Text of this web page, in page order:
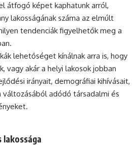
átfogó képet kaphatunk arról,
lakosságának száma az elmúlt
tendenciák figyelhetők meg a
lehetőséget kínálnak arra is, hogy
vagy akár a helyi lakosok jobban
irányait, demográfiai kihívásait,
változásából adódó társadalmi és